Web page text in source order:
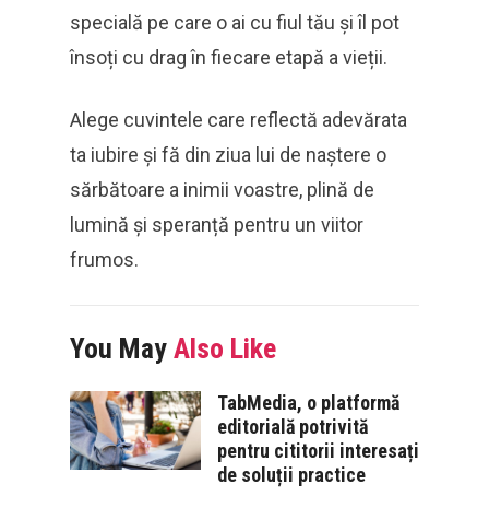
specială pe care o ai cu fiul tău și îl pot
însoți cu drag în fiecare etapă a vieții.
Alege cuvintele care reflectă adevărata
ta iubire și fă din ziua lui de naștere o
sărbătoare a inimii voastre, plină de
lumină și speranță pentru un viitor
frumos.
You May Also Like
TabMedia, o platformă
editorială potrivită
pentru cititorii interesați
de soluții practice